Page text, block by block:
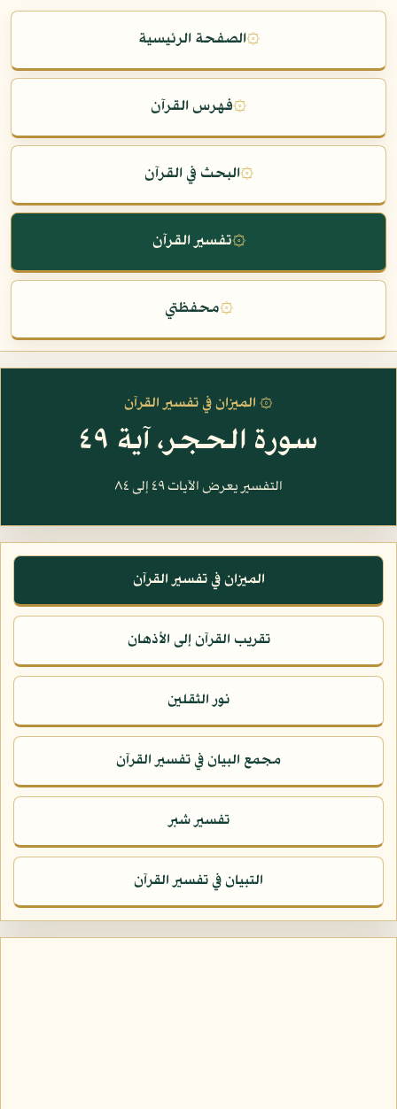
۞الصفحة الرئيسية
۞فهرس القرآن
۞البحث في القرآن
۞تفسير القرآن
۞محفظتي
۞ الميزان في تفسير القرآن
سورة الحجر، آية ٤٩
التفسير يعرض الآيات ٤٩ إلى ٨٤
الميزان في تفسير القرآن
تقريب القرآن إلى الأذهان
نور الثقلين
مجمع البيان في تفسير القرآن
تفسير شبر
التبيان في تفسير القرآن